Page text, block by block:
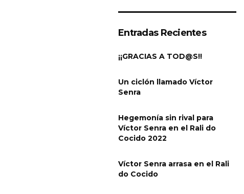
Entradas Recientes
¡¡GRACIAS A TOD@S!!
Un ciclón llamado Víctor
Senra
Hegemonía sin rival para
Víctor Senra en el Rali do
Cocido 2022
Víctor Senra arrasa en el Rali
do Cocido